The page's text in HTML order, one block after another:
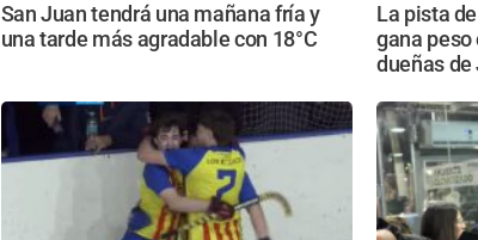
San Juan tendrá una mañana fría y
una tarde más agradable con 18°C
La pista
gana
dueñas de